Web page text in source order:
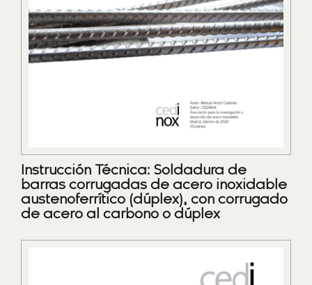
Instrucción Técnica: Soldadura de
barras corrugadas de acero inoxidable
austenoferrítico (dúplex), con corrugado
de acero al carbono o dúplex